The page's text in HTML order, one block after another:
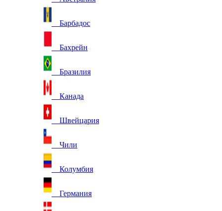
Барбадос
Бахрейн
Бразилия
Канада
Швейцария
Чили
Колумбия
Германия